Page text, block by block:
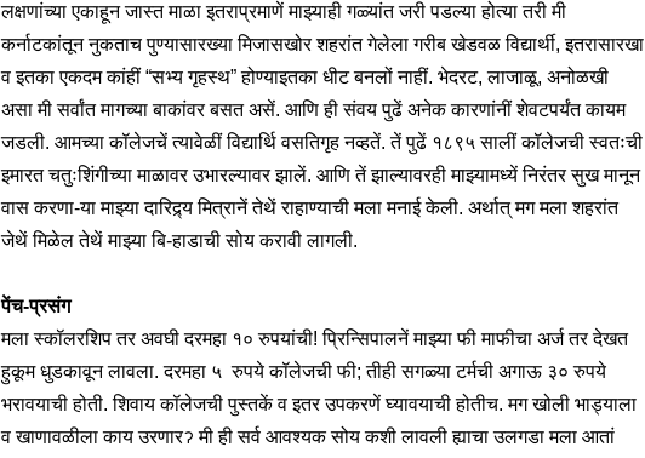
लक्षणांच्या एकाहून जास्त माळा इतराप्रमाणें माझ्याही गळ्यांत जरी पडल्या होत्या तरी मी
कर्नाटकांतून नुकताच पुण्यासारख्या मिजासखोर शहरांत गेलेला गरीब खेडवळ विद्यार्थी, इतरासारखा
व इतका एकदम कांहीं “सभ्य गृहस्थ” होण्याइतका धीट बनलों नाहीं. भेदरट, लाजाळू, अनोळखी
असा मी सर्वांत मागच्या बाकांवर बसत असें. आणि ही संवय पुढें अनेक कारणांनीं शेवटपर्यंत कायम
जडली. आमच्या कॉलेजचें त्यावेळीं विद्यार्थि वसतिगृह नव्हतें. तें पुढें १८९५ सालीं कॉलेजची स्वतःची
इमारत चतुःशिंगीच्या माळावर उभारल्यावर झालें. आणि तें झाल्यावरही माझ्यामध्यें निरंतर सुख मानून
वास करणा-या माझ्या दारिद्र्य मित्रानें तेथें राहाण्याची मला मनाई केली. अर्थात् मग मला शहरांत
जेथें मिळेल तेथें माझ्या बि-हाडाची सोय करावी लागली.
पेंच-प्रसंग
मला स्कॉलरशिप तर अवघी दरमहा १० रुपयांची! प्रिन्सिपालनें माझ्या फी माफीचा अर्ज तर देखत
हुकूम धुडकावून लावला. दरमहा ५ रुपये कॉलेजची फी; तीही सगळ्या टर्मची अगाऊ ३० रुपये
भरावयाची होती. शिवाय कॉलेजची पुस्तकें व इतर उपकरणें घ्यावयाची होतीच. मग खोली भाड्याला
व खाणावळीला काय उरणारॽ मी ही सर्व आवश्यक सोय कशी लावली ह्याचा उलगडा मला आतां